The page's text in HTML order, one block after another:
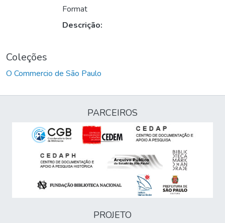
Format
Descrição:
Coleções
O Commercio de São Paulo
PARCEIROS
PROJETO